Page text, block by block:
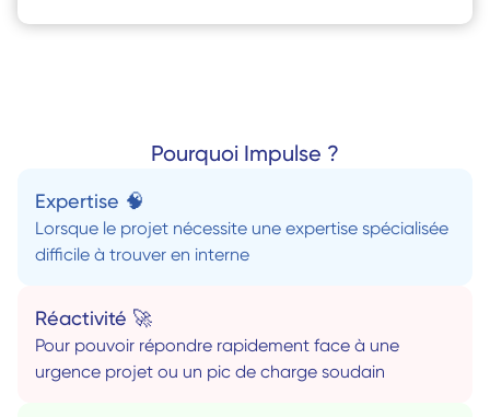
Pourquoi Impulse ?
Expertise 🧠
Lorsque le projet nécessite une expertise spécialisée
difficile à trouver en interne
Réactivité 🚀
Pour pouvoir répondre rapidement face à une
urgence projet ou un pic de charge soudain